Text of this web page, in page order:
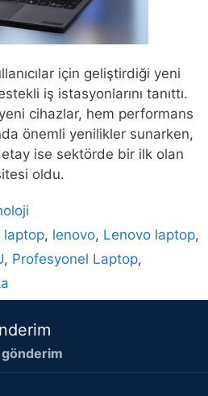
için geliştirdiği yeni
iş istasyonlarını tanıttı.
cihazlar, hem performans
önemli yenilikler sunarken,
ise sektörde bir ilk olan
oldu.
laptop, lenovo, Lenovo laptop,
, Profesyonel Laptop,
gönderim